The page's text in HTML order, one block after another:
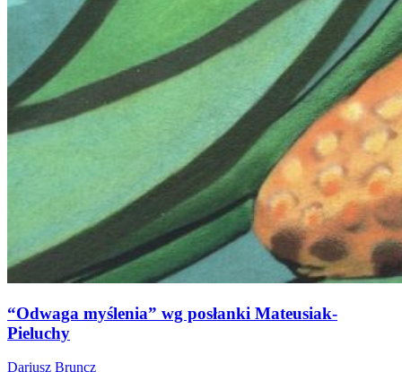
“Odwaga myślenia” wg posłanki Mateusiak-
Pieluchy
Dariusz Bruncz